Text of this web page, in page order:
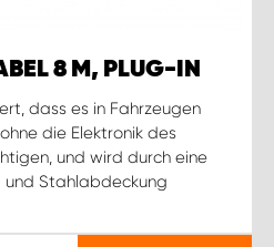
8 M, PLUG-IN
dass es in Fahrzeugen
die Elektronik des
und wird durch eine
Stahlabdeckung